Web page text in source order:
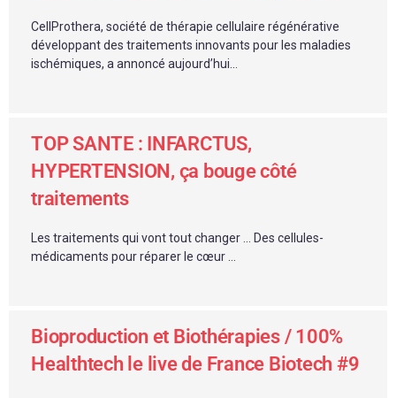
CellProthera, société de thérapie cellulaire régénérative
développant des traitements innovants pour les maladies
ischémiques, a annoncé aujourd’hui...
TOP SANTE : INFARCTUS,
HYPERTENSION, ça bouge côté
traitements
Les traitements qui vont tout changer … Des cellules-
médicaments pour réparer le cœur …
Bioproduction et Biothérapies / 100%
Healthtech le live de France Biotech #9